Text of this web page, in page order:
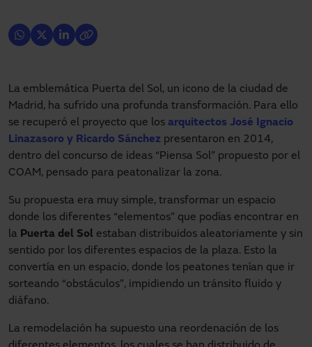
La emblemática Puerta del Sol, un icono de la ciudad de
Madrid, ha sufrido una profunda transformación. Para ello
se recuperó el proyecto que los arquitectos José Ignacio
Linazasoro y Ricardo Sánchez presentaron en 2014,
dentro del concurso de ideas “Piensa Sol” propuesto por el
COAM, pensado para peatonalizar la zona.
Su propuesta era muy simple, transformar un espacio
donde los diferentes “elementos” que podías encontrar en
la Puerta del Sol estaban distribuidos aleatoriamente y sin
sentido por los diferentes espacios de la plaza. Esto la
convertía en un espacio, donde los peatones tenían que ir
sorteando “obstáculos”, impidiendo un tránsito fluido y
diáfano.
La remodelación ha supuesto una reordenación de los